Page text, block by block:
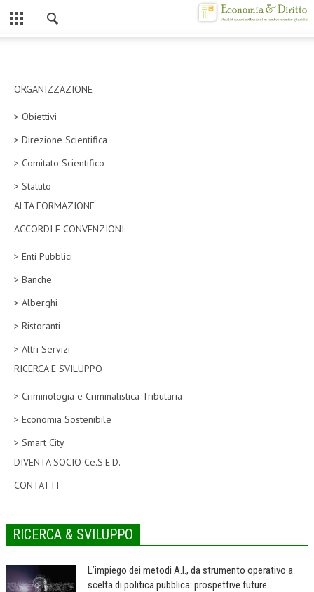
CHI SIAMO
MISSION
CONTATTI
ATTO COSTITUTIVO E STATUTO
ORGANIZZAZIONE
OBIETTIVI
DIREZIONE SCIENTIFICA
ALTA FORMAZIONE
LA RIVISTA
COMITATO EDITORIALE
PEER REVIEW
ORGANIZZAZIONE
> Obiettivi
> Direzione Scientifica
> Comitato Scientifico
> Statuto
ALTA FORMAZIONE
ACCORDI E CONVENZIONI
> Enti Pubblici
> Banche
> Alberghi
> Ristoranti
> Altri Servizi
RICERCA E SVILUPPO
> Criminologia e Criminalistica Tributaria
> Economia Sostenibile
> Smart City
DIVENTA SOCIO Ce.S.E.D.
CONTATTI
RICERCA & SVILUPPO
L’impiego dei metodi A.I., da strumento operativo a
scelta di politica pubblica: prospettive future